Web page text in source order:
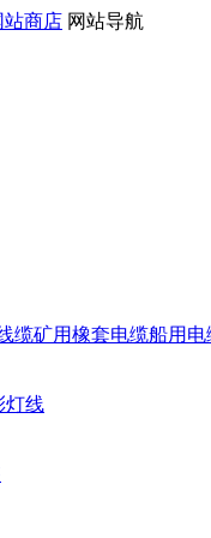
站商店 网站导航
缆矿用橡套电缆船用电
灯线